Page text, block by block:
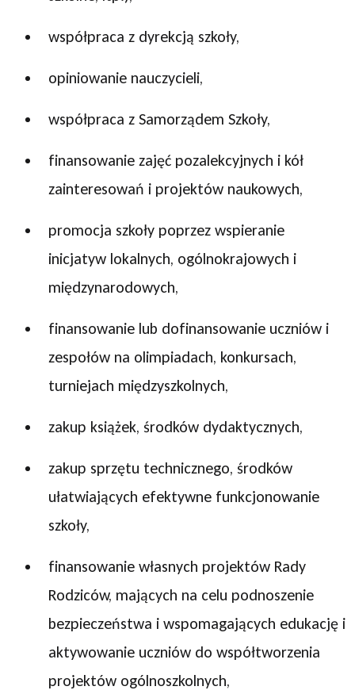
współpraca z dyrekcją szkoły,
opiniowanie nauczycieli,
współpraca z Samorządem Szkoły,
finansowanie zajęć pozalekcyjnych i kół
zainteresowań i projektów naukowych,
promocja szkoły poprzez wspieranie
inicjatyw lokalnych, ogólnokrajowych i
międzynarodowych,
finansowanie lub dofinansowanie uczniów i
zespołów na olimpiadach, konkursach,
turniejach międzyszkolnych,
zakup książek, środków dydaktycznych,
zakup sprzętu technicznego, środków
ułatwiających efektywne funkcjonowanie
szkoły,
finansowanie własnych projektów Rady
Rodziców, mających na celu podnoszenie
bezpieczeństwa i wspomagających edukację i
aktywowanie uczniów do współtworzenia
projektów ogólnoszkolnych,